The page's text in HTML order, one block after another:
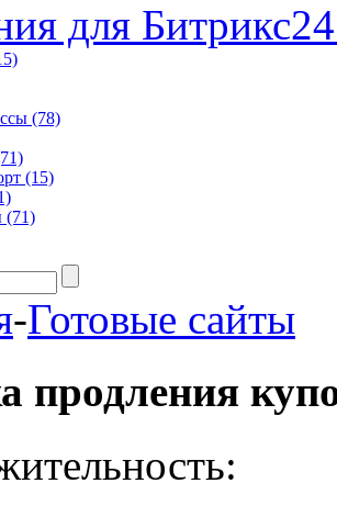
для Битрикс24
(78)
(15)
(71)
-Готовые сайты
продления